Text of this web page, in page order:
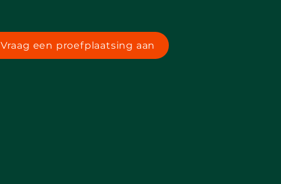
Vraag een proefplaatsing aan